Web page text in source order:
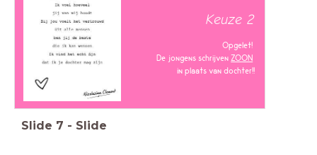
Keuze 2
Opgelet!
De jongens schrijvenZOON
in plaats van dochter!!
Slide 7 - Slide